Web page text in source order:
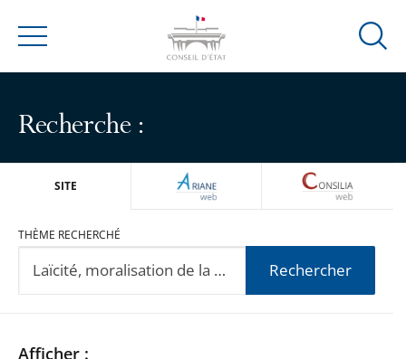
Menu
Ouvrir
Recherche :
SITE ARIANEWEB
THÈME RECHERCHÉ
Rechercher
Passer
Passer
Afficher :